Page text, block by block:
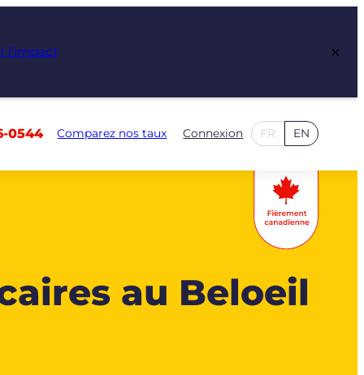
l’impact ×
0544 Comparez nos taux Connexion FR EN
au Beloeil